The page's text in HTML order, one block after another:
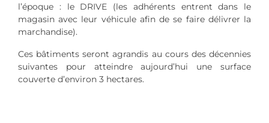
l’époque : le DRIVE (les adhérents entrent dans le
magasin avec leur véhicule afin de se faire délivrer la
marchandise).
Ces bâtiments seront agrandis au cours des décennies
suivantes pour atteindre aujourd’hui une surface
couverte d’environ 3 hectares.